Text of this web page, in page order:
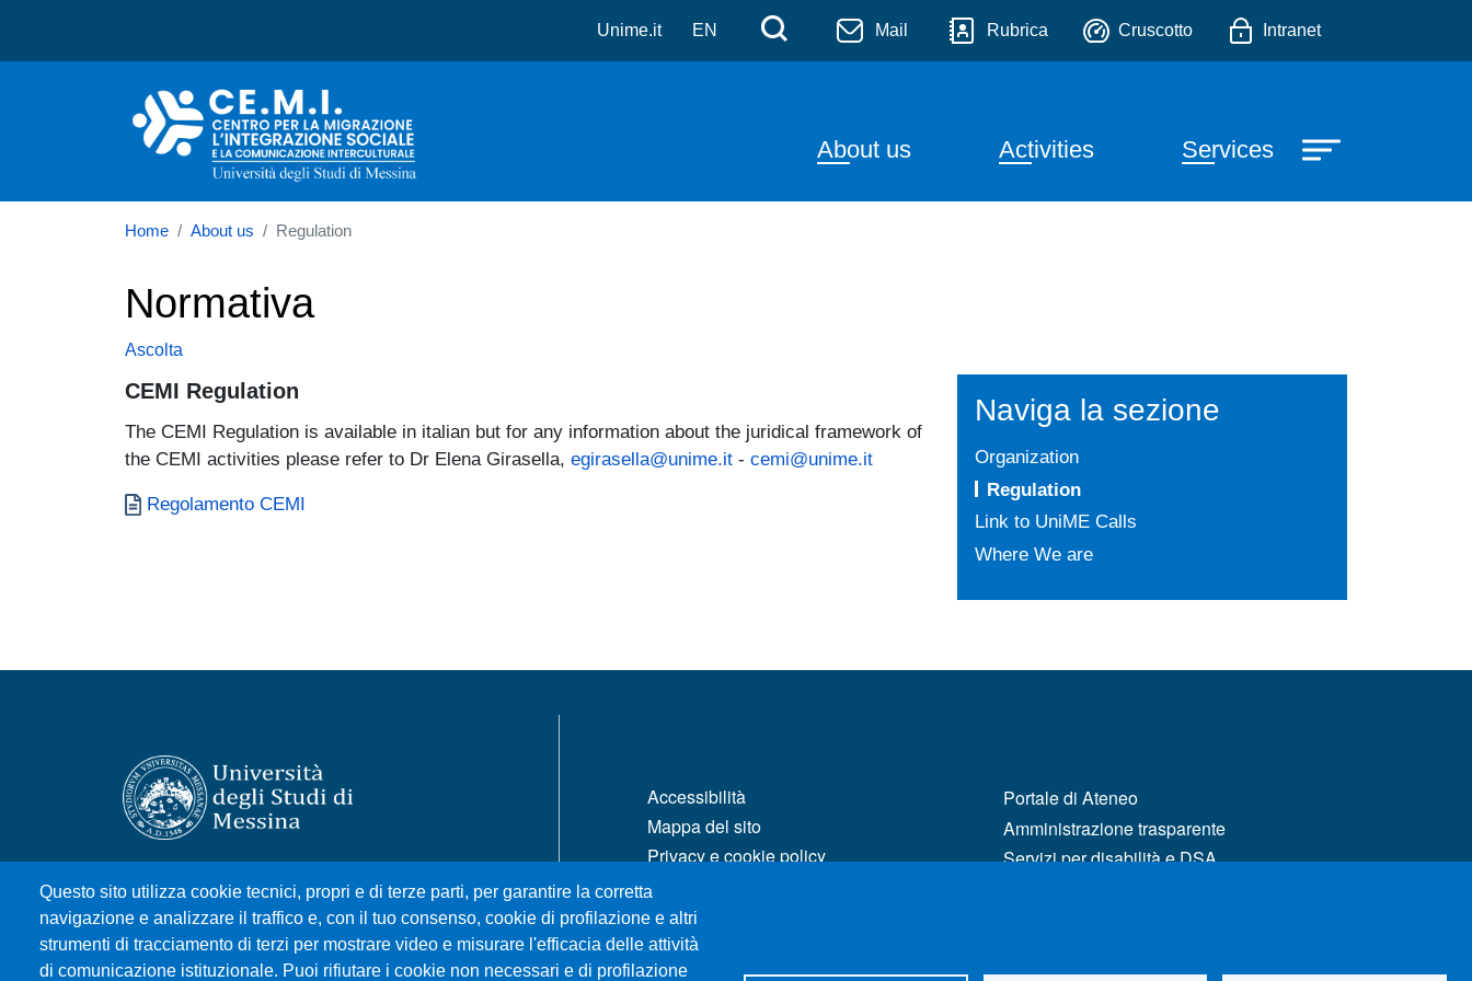
Salta al contenuto principale
Centro per la migrazione, l'integrazione sociale e la comunicazione
Unime.it EN Menù di servizio
Cerca Mail Rubrica Cruscotto Intranet
Navigazione principale
About us Activities Services
Home About us Regulation
Normativa
Ascolta
CEMI Regulation
The CEMI Regulation is available in italian but for any information about the juridical framework of
the CEMI activities please refer to Dr Elena Girasella, egirasella@unime.it - cemi@unime.it
Documento
Regolamento CEMI
Naviga la sezione
Organization
Regulation
Link to UniME Calls
Where We are
Questo sito utilizza cookie tecnici, propri e di terze parti, per garantire la corretta
navigazione e analizzare il traffico e, con il tuo consenso, cookie di profilazione e altri
strumenti di tracciamento di terzi per mostrare video e misurare l'efficacia delle attività
di comunicazione istituzionale. Puoi rifiutare i cookie non necessari e di profilazione
Università degli Studi di Messina
Piazza Pugliatti, 1 - 98122 Messina
Cod. Fiscale 80004070837
P.IVA 00724160833
Accessibilità
Mappa del sito
Privacy e cookie policy
Rivedi le tue scelte sui cookie
Portale di Ateneo
Amministrazione trasparente
Servizi per disabilità e DSA